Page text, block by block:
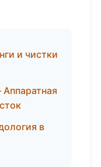
и чистки
в